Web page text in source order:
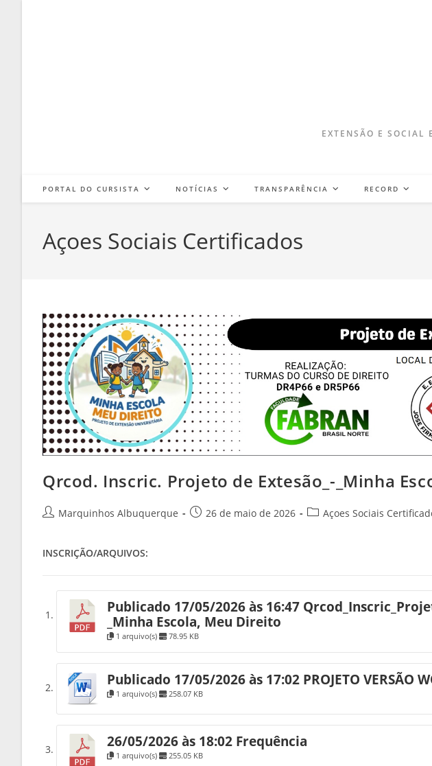
EXTENSÃO E SOCIAL
PORTAL DO CURSISTA NOTÍCIAS TRANSPARÊNCIA RECORD
Açoes Sociais Certificados
Qrcod. Inscric. Projeto de Extesão_-_Minha
Marquinhos Albuquerque 26 de maio de 2026 Açoes Sociais
INSCRIÇÃO/ARQUIVOS:
Publicado 17/05/2026 às 16:47
_Minha Escola, Meu Direito
1 arquivo(s) 78.95 KB
Publicado 17/05/2026 às 17:02 PROJETO VERSÃO
1 arquivo(s) 258.07 KB
26/05/2026 às 18:02 Frequência
1 arquivo(s) 255.05 KB